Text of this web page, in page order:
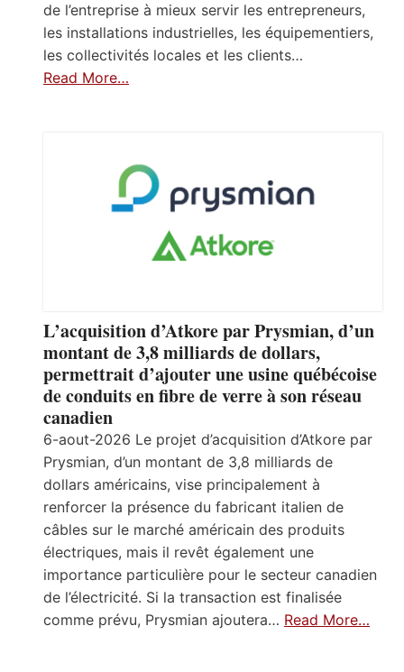
de l’entreprise à mieux servir les entrepreneurs,
les installations industrielles, les équipementiers,
les collectivités locales et les clients…
Read More…
L’acquisition d’Atkore par Prysmian, d’un
montant de 3,8 milliards de dollars,
permettrait d’ajouter une usine québécoise
de conduits en fibre de verre à son réseau
canadien
6-aout-2026 Le projet d’acquisition d’Atkore par
Prysmian, d’un montant de 3,8 milliards de
dollars américains, vise principalement à
renforcer la présence du fabricant italien de
câbles sur le marché américain des produits
électriques, mais il revêt également une
importance particulière pour le secteur canadien
de l’électricité. Si la transaction est finalisée
comme prévu, Prysmian ajoutera… Read More…